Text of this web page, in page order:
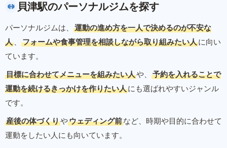
貝津駅のパーソナルジムを探す
パーソナルジムは、
運動の進め方を一人で決めるのが不安な
人 、 フォームや食事管理を相談しながら取り組みたい人に向い
ています。
目標に合わせてメニューを組みたい人や、
予約を入れることで
運動を続けるきっかけを作りたい人にも選ばれやすいジャンル
です。
産後の体づくりやウェディング前など、時期や目的に合わせて
運動をしたい人にも向いています。